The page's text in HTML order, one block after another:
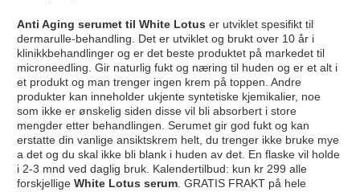
Anti Aging serumet til White Lotus er utviklet spesifikt til
dermarulle-behandling. Det er utviklet og brukt over 10 år i
klinikkbehandlinger og er det beste produktet på markedet til
microneedling. Gir naturlig fukt og næring til huden og er et alt i
et produkt og man trenger ingen krem på toppen. Andre
produkter kan inneholder ukjente syntetiske kjemikalier, noe
som ikke er ønskelig siden disse vil bli absorbert i store
mengder etter behandlingen. Serumet gir god fukt og kan
erstatte din vanlige ansiktskrem helt, du trenger ikke bruke mye
a det og du skal ikke bli blank i huden av det. En flaske vil holde
i 2-3 mnd ved daglig bruk. Kalendertilbud: kun kr 299 alle
forskjellige White Lotus serum. GRATIS FRAKT på hele